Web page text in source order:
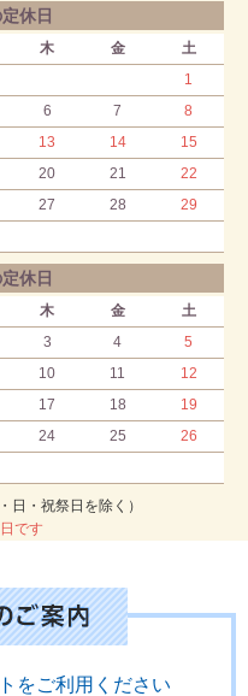
休日
木 金
土
1
6 7
8
13 14
15
20 21
22
27 28
29
休日
木 金
土
3 4
5
10 11
12
17 18
19
24 25
26
日・祝祭日を除く）
です
をご利用ください